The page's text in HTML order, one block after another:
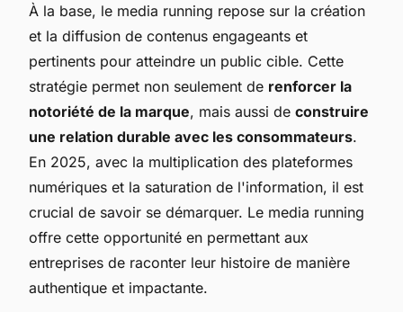
À la base, le media running repose sur la création
et la diffusion de contenus engageants et
pertinents pour atteindre un public cible. Cette
stratégie permet non seulement de renforcer la
notoriété de la marque, mais aussi de construire
une relation durable avec les consommateurs.
En 2025, avec la multiplication des plateformes
numériques et la saturation de l'information, il est
crucial de savoir se démarquer. Le media running
offre cette opportunité en permettant aux
entreprises de raconter leur histoire de manière
authentique et impactante.